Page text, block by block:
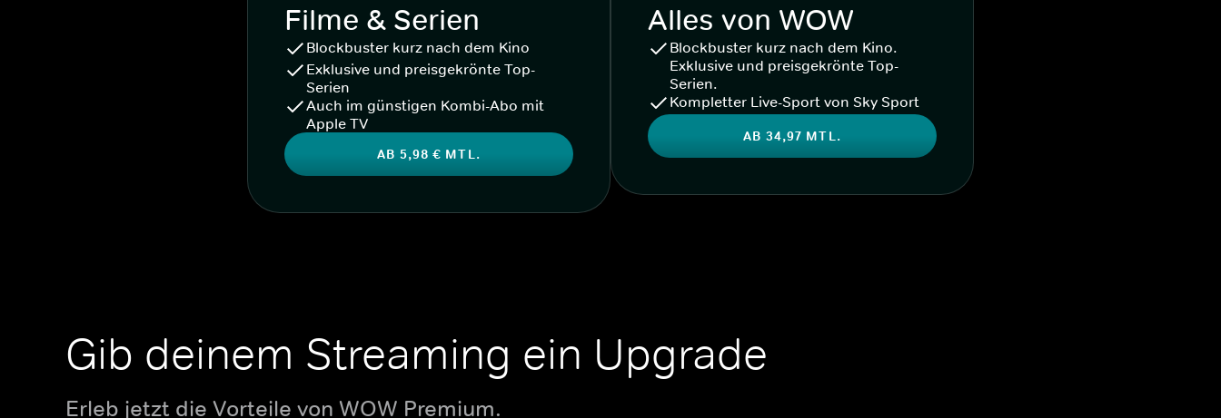
Filme & Serien
Blockbuster kurz nach dem Kino
Exklusive und preisgekrönte Top-
Serien
Auch im günstigen Kombi-Abo mit
Apple TV
AB 5,98 € MTL.
Alles von WOW
Blockbuster kurz nach dem Kino.
Exklusive und preisgekrönte Top-
Serien.
Kompletter Live-Sport von Sky Sport
AB 34,97 MTL.
Gib deinem Streaming ein Upgrade
Erleb jetzt die Vorteile von WOW Premium.